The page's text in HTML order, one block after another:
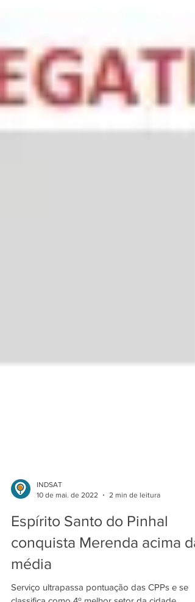
10 de mai. de 2022
2 min de leitura
Espírito Santo do Pinhal
conquista Merenda acima da